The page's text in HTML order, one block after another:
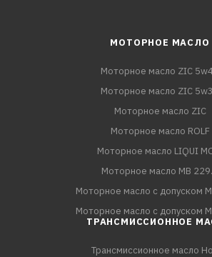
МОТОРНОЕ МАСЛО
Моторное масло ZIC
Моторное масло ZIC
Моторное масло ZIC
Моторное масло ROLF
Моторное масло LIQUI
Моторное масло MB
Моторное масло с допуском
Моторное масло с допуском
ТРАНСМИССИОННОЕ
Трансмиссионное масло